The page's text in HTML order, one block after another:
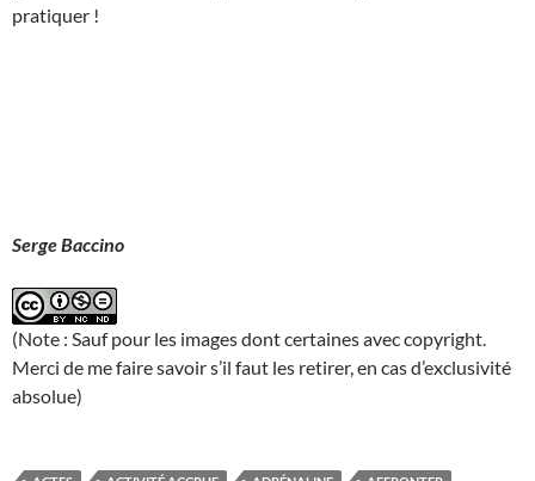
pratiquer !
Serge Baccino
(Note : Sauf pour les images dont certaines avec copyright.
Merci de me faire savoir s’il faut les retirer, en cas d’exclusivité
absolue)